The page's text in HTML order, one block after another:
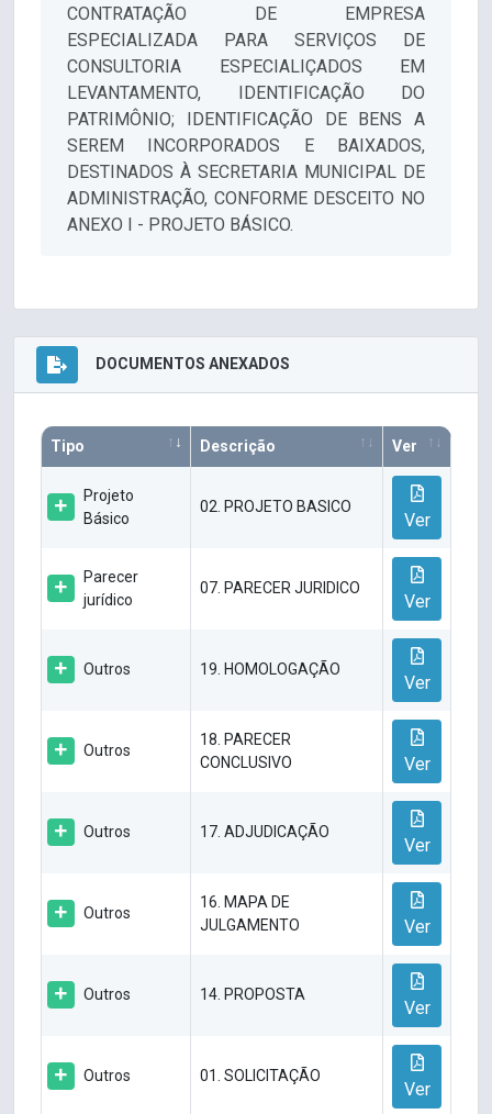
CONTRATAÇÃO DE EMPRESA
ESPECIALIZADA PARA SERVIÇOS DE
CONSULTORIA ESPECIALIÇADOS EM
LEVANTAMENTO, IDENTIFICAÇÃO DO
PATRIMÔNIO; IDENTIFICAÇÃO DE BENS A
SEREM INCORPORADOS E BAIXADOS,
DESTINADOS À SECRETARIA MUNICIPAL DE
ADMINISTRAÇÃO, CONFORME DESCEITO NO
ANEXO I - PROJETO BÁSICO.
DOCUMENTOS ANEXADOS
Tipo Descrição Ver
Projeto
Básico
02. PROJETO BASICO
Ver
Parecer
jurídico
07. PARECER JURIDICO
Ver
Outros 19. HOMOLOGAÇÃO
Ver
Outros
18. PARECER
CONCLUSIVO
Ver
Outros 17. ADJUDICAÇÃO
Ver
Outros
16. MAPA DE
JULGAMENTO
Ver
Outros 14. PROPOSTA
Ver
Outros 01. SOLICITAÇÃO
Ver